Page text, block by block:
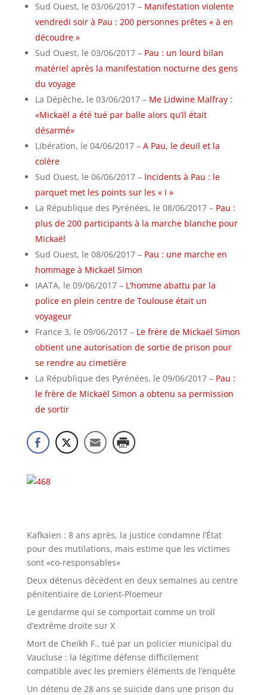
Sud Ouest, le 03/06/2017 – Manifestation violente
vendredi soir à Pau : 200 personnes prêtes « à en
découdre »
Sud Ouest, le 03/06/2017 – Pau : un lourd bilan
matériel après la manifestation nocturne des gens
du voyage
La Dépêche, le 03/06/2017 – Me Lidwine Malfray :
«Mickaël a été tué par balle alors qu’il était
désarmé»
Libération, le 04/06/2017 – A Pau, le deuil et la
colère
Sud Ouest, le 06/06/2017 – Incidents à Pau : le
parquet met les points sur les « i »
La République des Pyrénées, le 08/06/2017 – Pau :
plus de 200 participants à la marche blanche pour
Mickaël
Sud Ouest, le 08/06/2017 – Pau : une marche en
hommage à Mickaël Simon
IAATA, le 09/06/2017 – L’homme abattu par la
police en plein centre de Toulouse était un
voyageur
France 3, le 09/06/2017 – Le frère de Mickaël Simon
obtient une autorisation de sortie de prison pour
se rendre au cimetière
La République des Pyrénées, le 09/06/2017 – Pau :
le frère de Mickaël Simon a obtenu sa permission
de sortir
Kafkaïen : 8 ans après, la justice condamne l’État
pour des mutilations, mais estime que les victimes
sont «co-responsables»
Deux détenus décèdent en deux semaines au centre
pénitentiaire de Lorient-Ploemeur
Le gendarme qui se comportait comme un troll
d’extrême droite sur X
Mort de Cheikh F., tué par un policier municipal du
Vaucluse : la légitime défense difficilement
compatible avec les premiers éléments de l’enquête
Un détenu de 28 ans se suicide dans une prison du